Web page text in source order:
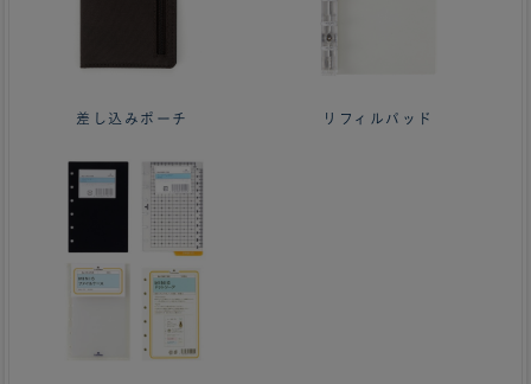
差し込みポーチ リフィルパッド